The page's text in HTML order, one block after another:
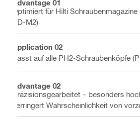
Advantage 01
Optimiert für Hilti
SD-M2)
Application 02
Passt auf alle PH2-Schraubenköpfe
Advantage 02
Präzisionsgearbeitet – besonders
verringert Wahrscheinlichkeit von